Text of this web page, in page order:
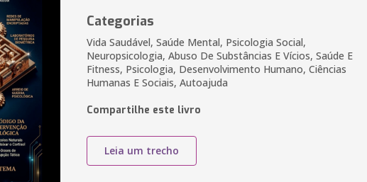
Categorias
Vida Saudável, Saúde Mental, Psicologia Social,
Neuropsicologia, Abuso De Substâncias E Vícios, Saúde E
Fitness, Psicologia, Desenvolvimento Humano, Ciências
Humanas E Sociais, Autoajuda
Compartilhe este livro
Leia um trecho